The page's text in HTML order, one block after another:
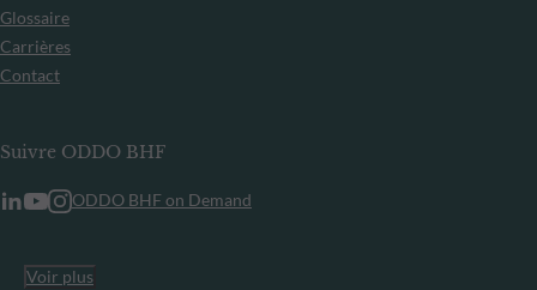
Glossaire
Carrières
Contact
Suivre ODDO BHF
ODDO BHF on Demand
Voir plus